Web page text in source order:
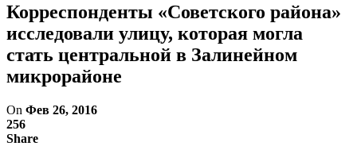
Корреспонденты «Советского района»
исследовали улицу, которая могла
стать центральной в Залинейном
микрорайоне
On Фев 26, 2016
256
Share